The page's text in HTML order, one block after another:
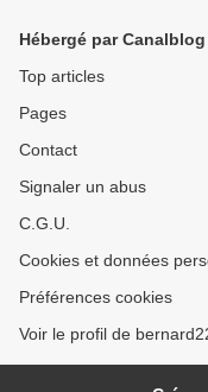
Hébergé par Canalblog
Top articles
Pages
Contact
Signaler un abus
C.G.U.
Cookies et données
Préférences cookies
Voir le profil de